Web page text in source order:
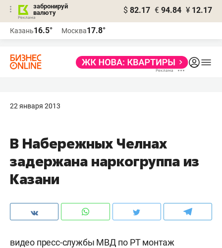
забронируй
валюту
$ 82.17 € 94.84 ¥ 12.17
Казань16.5° Москва17.8°
22 января 2013
В Набережных Челнах
задержана наркогруппа из
Казани
видео пресс-службы МВД по РТ монтаж